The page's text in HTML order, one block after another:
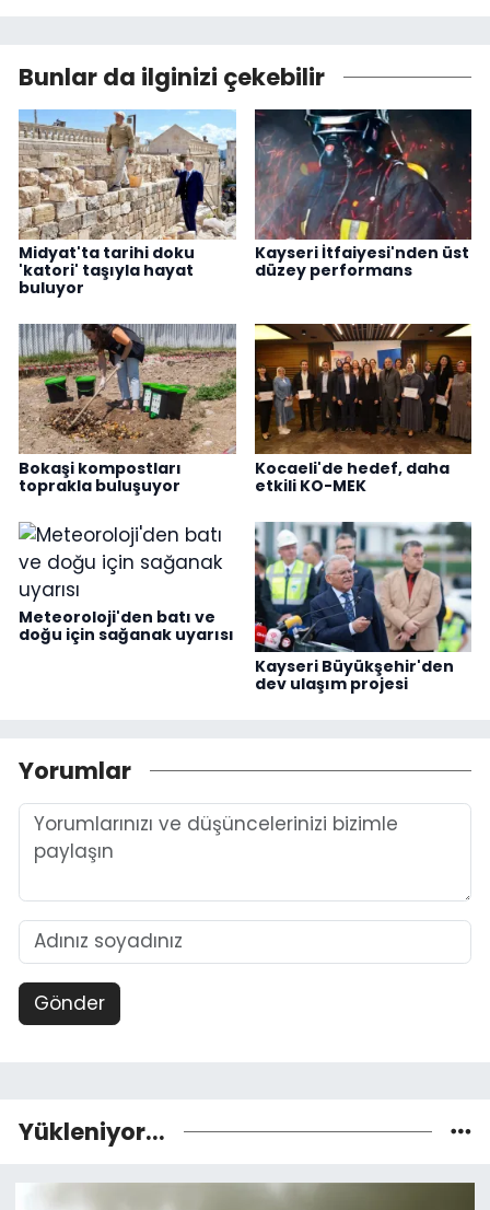
Bunlar da ilginizi çekebilir
Midyat'ta tarihi doku
'katori' taşıyla hayat
buluyor
Kayseri İtfaiyesi'nden üst
düzey performans
Bokaşi kompostları
toprakla buluşuyor
Kocaeli'de hedef, daha
etkili KO-MEK
Meteoroloji'den batı ve
doğu için sağanak uyarısı
Kayseri Büyükşehir'den
dev ulaşım projesi
Yorumlar
Gönder
Yükleniyor...